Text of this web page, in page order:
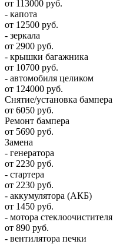
от 113000 руб.
- капота
от 12500 руб.
- зеркала
от 2900 руб.
- крышки багажника
от 10700 руб.
- автомобиля целиком
от 124000 руб.
Снятие/установка бампера
от 6050 руб.
Ремонт бампера
от 5690 руб.
Замена
- генератора
от 2230 руб.
- стартера
от 2230 руб.
- аккумулятора (АКБ)
от 1450 руб.
- мотора стеклоочистителя
от 890 руб.
- вентилятора печки